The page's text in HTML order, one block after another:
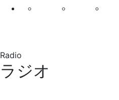
Radio
ラジオ